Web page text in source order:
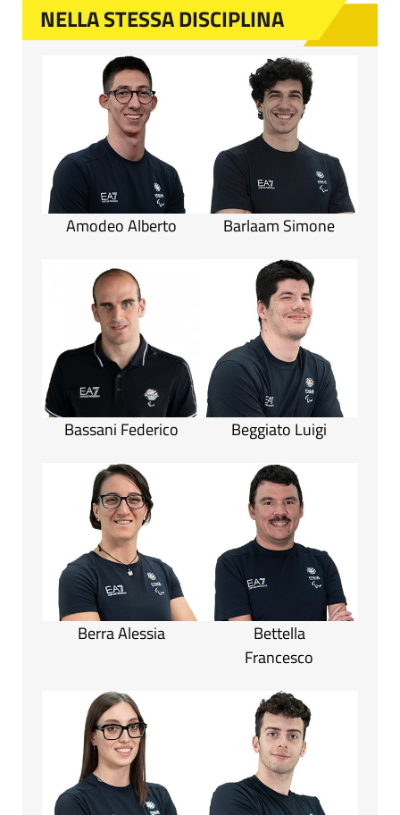
NELLA STESSA DISCIPLINA
Amodeo Alberto Barlaam Simone
Bassani Federico Beggiato Luigi
Berra Alessia
Bettella
Francesco